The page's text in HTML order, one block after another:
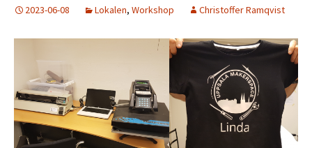
2023-06-08 Lokalen, Workshop Christoffer Ramqvist